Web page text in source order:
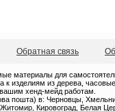
Обратная связь
для
из дерева,
хенд-мейд работам.
пошта) в: Черновцы,
Кировоград, Белая